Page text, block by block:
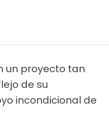
un proyecto tan
de su
incondicional de